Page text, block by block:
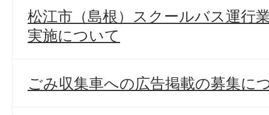
松江市（島根）スクールバス運行
実施について
ごみ収集車への広告掲載の募集に